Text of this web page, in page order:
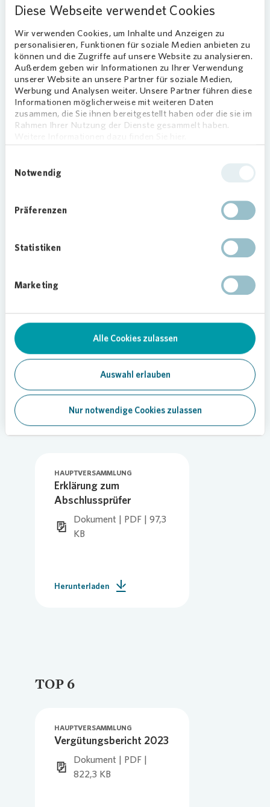
Diese Webseite verwendet Cookies
Wir verwenden Cookies, um Inhalte und Anzeigen zu
personalisieren, Funktionen für soziale Medien anbieten zu
können und die Zugriffe auf unsere Website zu analysieren.
Außerdem geben wir Informationen zu Ihrer Verwendung
unserer Website an unsere Partner für soziale Medien,
Werbung und Analysen weiter. Unsere Partner führen diese
Informationen möglicherweise mit weiteren Daten
zusammen, die Sie ihnen bereitgestellt haben oder die sie im
Rahmen Ihrer Nutzung der Dienste gesammelt haben.
Notwendig
Präferenzen
Statistiken
Marketing
Alle Cookies zulassen
Auswahl erlauben
Nur notwendige Cookies zulassen
TOP 2 (Dividende):
Prospektbefreiendes Dokument
Fragen und Antworten zur
Aktiendividende
TOP 4
Aufsichtsrats
TOP 5
HAUPTVERSAMMLUNG
Erklärung zum
Abschlussprüfer
Dokument | PDF | 97,3
KB
Herunterladen
TOP 6
HAUPTVERSAMMLUNG
Vergütungsbericht 2023
Dokument | PDF |
822,3 KB